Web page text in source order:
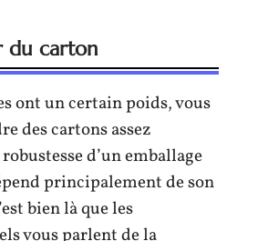
du carton
ont un certain poids, vous
des cartons assez
d’un emballage
principalement de son
bien là que les
vous parlent de la